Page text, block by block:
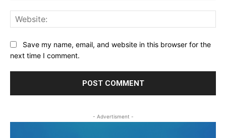
Save my name, email, and website in this browser for the
next time I comment.
- Advertisment -